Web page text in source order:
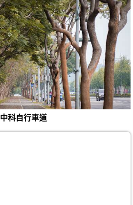
中科自行車道